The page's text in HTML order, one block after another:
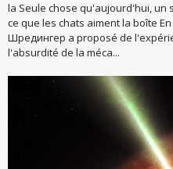
la Seule chose qu'aujourd'hui, un
ce que les chats aiment la boîte
Шредингер a proposé de
l'absurdité de la méca...